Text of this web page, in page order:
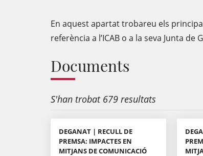
En aquest apartat trobareu els
referència a l’ICAB o a la seva Junta de
Documents
S'han trobat 679 resultats
DEGANAT | RECULL DE
PREMSA: IMPACTES EN
MITJANS DE COMUNICACIÓ